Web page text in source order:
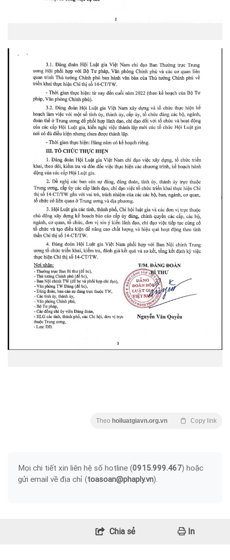
Theo hoiluatgiavn.org.vn Copy link
Mọi chi tiết xin liên hệ số hotline (0915.999.467) hoặc
gửi email về địa chỉ (toasoan@phaply.vn).
Chia sẻ In